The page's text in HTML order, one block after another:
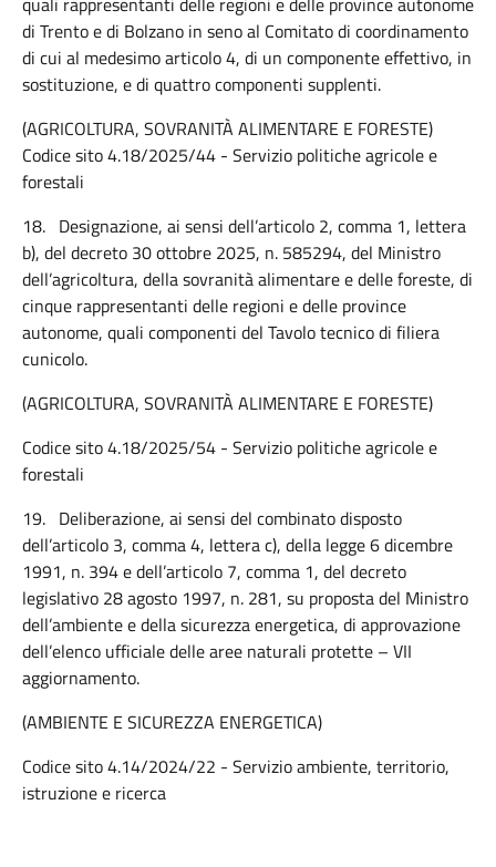
di Trento e di Bolzano in seno al Comitato di coordinamento
di cui al medesimo articolo 4, di un componente effettivo, in
sostituzione, e di quattro componenti supplenti.
(AGRICOLTURA, SOVRANITÀ ALIMENTARE E FORESTE)
Codice sito 4.18/2025/44 - Servizio politiche agricole e
forestali
18. Designazione, ai sensi dell’articolo 2, comma 1, lettera
b), del decreto 30 ottobre 2025, n. 585294, del Ministro
dell’agricoltura, della sovranità alimentare e delle foreste, di
cinque rappresentanti delle regioni e delle province
autonome, quali componenti del Tavolo tecnico di filiera
cunicolo.
(AGRICOLTURA, SOVRANITÀ ALIMENTARE E FORESTE)
Codice sito 4.18/2025/54 - Servizio politiche agricole e
forestali
19. Deliberazione, ai sensi del combinato disposto
dell’articolo 3, comma 4, lettera c), della legge 6 dicembre
1991, n. 394 e dell’articolo 7, comma 1, del decreto
legislativo 28 agosto 1997, n. 281, su proposta del Ministro
dell’ambiente e della sicurezza energetica, di approvazione
dell’elenco ufficiale delle aree naturali protette – VII
aggiornamento.
(AMBIENTE E SICUREZZA ENERGETICA)
Codice sito 4.14/2024/22 - Servizio ambiente, territorio,
istruzione e ricerca